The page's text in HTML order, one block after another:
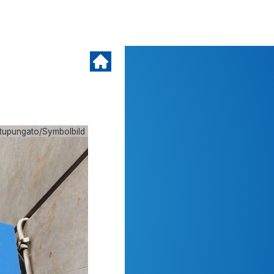
Symbolbild